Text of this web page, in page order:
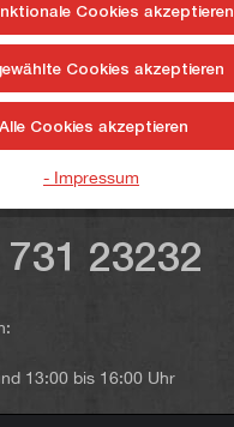
Produktsicherheit
Fragen?
23232
13:00 bis 16:00 Uhr
Cookies akzeptieren
Cookies akzeptieren
Alle Cookies akzeptieren
- Impressum